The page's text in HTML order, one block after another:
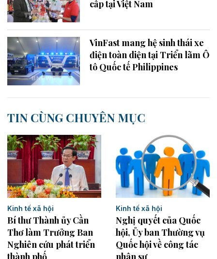
cấp tại Việt Nam
VinFast mang hệ sinh thái xe
điện toàn diện tại Triển lãm Ô
tô Quốc tế Philippines
TIN CÙNG CHUYÊN MỤC
Kinh tế xã hội
Bí thư Thành ủy Cần
Thơ làm Trưởng Ban
Nghiên cứu phát triển
thành phố
Kinh tế xã hội
Nghị quyết của Quốc
hội, Ủy ban Thường vụ
Quốc hội về công tác
nhân sự